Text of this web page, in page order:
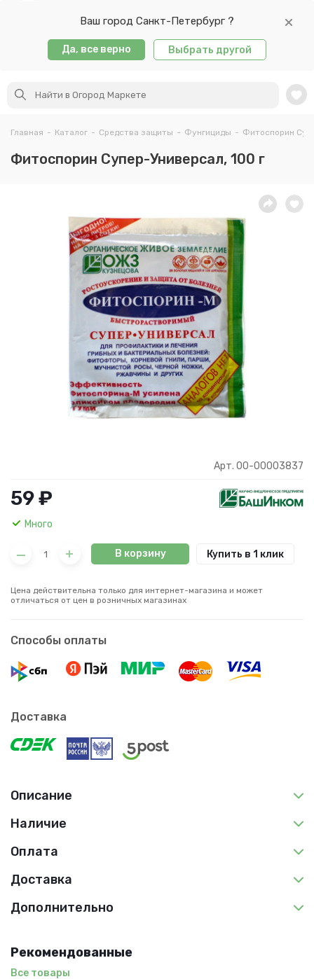
Ваш город Санкт-Петербург ?
Да, все верно Выбрать другой
Главная - Каталог - Средства защиты - Фунгициды - Фитоспорин
Фитоспорин Супер-Универсал, 100 г
Арт. 00-00003837
59 ₽
Много
В корзину Купить в 1 клик
Цена действительна только для интернет-магазина и может
отличаться от цен в розничных магазинах
Способы оплаты
Доставка
Описание
Наличие
Оплата
Доставка
Дополнительно
Рекомендованные
Все товары